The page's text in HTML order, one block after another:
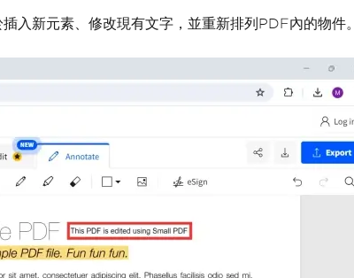
入新元素、修改現有文字，並重新排列PDF內的物件。